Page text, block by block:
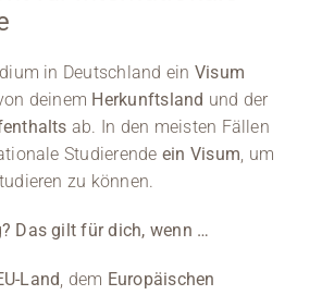
in Deutschland ein Visum
deinem Herkunftsland und der
ab. In den meisten Fällen
Studierende ein Visum, um
zu können.
Das gilt für dich, wenn …
Land, dem Europäischen